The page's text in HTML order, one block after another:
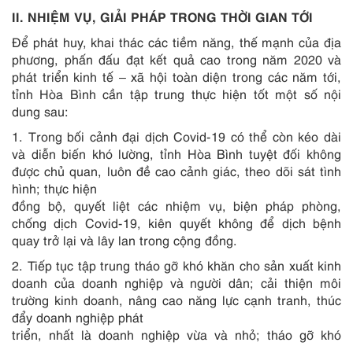
II. NHIỆM VỤ, GIẢI PHÁP TRONG THỜI GIAN TỚI
Để phát huy, khai thác các tiềm năng, thế mạnh của địa
phương, phấn đấu đạt kết quả cao trong năm 2020 và
phát triển kinh tế – xã hội toàn diện trong các năm tới,
tỉnh Hòa Bình cần tập trung thực hiện tốt một số nội
dung sau:
1. Trong bối cảnh đại dịch Covid-19 có thể còn kéo dài
và diễn biến khó lường, tỉnh Hòa Bình tuyệt đối không
được chủ quan, luôn đề cao cảnh giác, theo dõi sát tình
hình; thực hiện
đồng bộ, quyết liệt các nhiệm vụ, biện pháp phòng,
chống dịch Covid-19, kiên quyết không để dịch bệnh
quay trở lại và lây lan trong cộng đồng.
2. Tiếp tục tập trung tháo gỡ khó khăn cho sản xuất kinh
doanh của doanh nghiệp và người dân; cải thiện môi
trường kinh doanh, nâng cao năng lực cạnh tranh, thúc
đẩy doanh nghiệp phát
triển, nhất là doanh nghiệp vừa và nhỏ; tháo gỡ khó